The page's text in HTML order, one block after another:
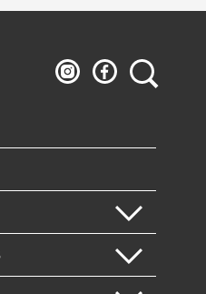
Ludwig
Múzeum
Ludwig
Múzeum
Keresés